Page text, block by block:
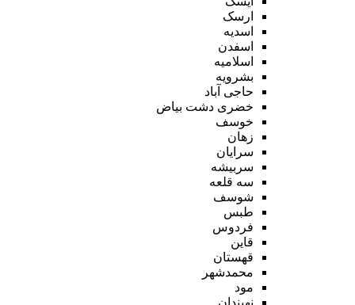
ارسک
اسدیه
اسفدن
اسلامیه
بشرویه
حاجی آباد
خضری دشت بیاض
خوسف
زهان
سرایان
سربیشه
سه قلعه
شوسف
طبس
فردوس
قاین
قهستان
محمدشهر
مود
نهبندان